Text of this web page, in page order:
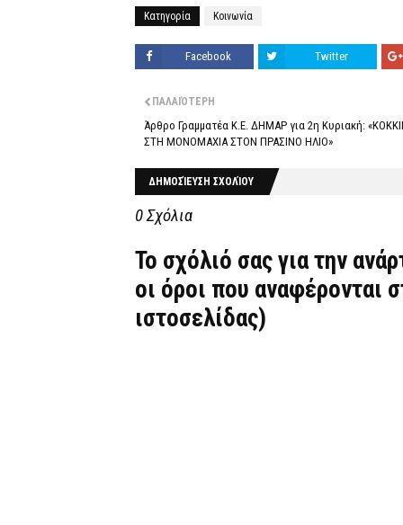
Κατηγορία Κοινωνία
Facebook Twitter
ΠΑΛΑΙΌΤΕΡΗ
Άρθρο Γραμματέα Κ.Ε. ΔΗΜΑΡ για 2η Κυριακή:
ΣΤΗ ΜΟΝΟΜΑΧΙΑ ΣΤΟΝ ΠΡΑΣΙΝΟ ΗΛΙΟ»
ΔΗΜΟΣΊΕΥΣΗ ΣΧΟΛΊΟΥ
0 Σχόλια
Το σχόλιό σας για την
οι όροι που αναφέρονται
ιστοσελίδας)